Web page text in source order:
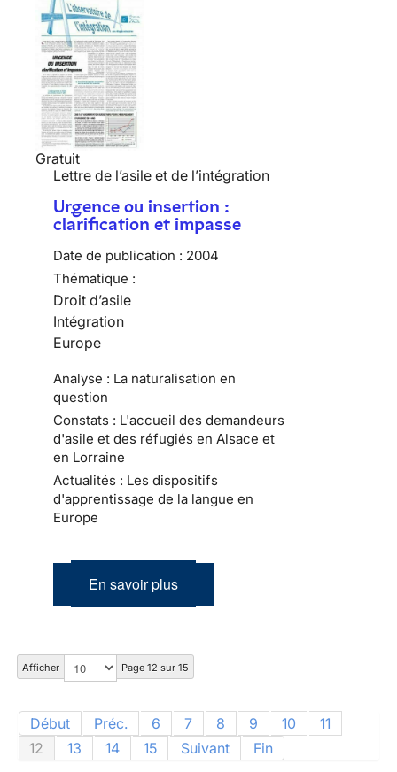
Gratuit
Lettre de l’asile et de l’intégration
Urgence ou insertion :
clarification et impasse
Date de publication : 2004
Thématique :
Droit d’asile
Intégration
Europe
Analyse : La naturalisation en
question
Constats : L'accueil des demandeurs
d'asile et des réfugiés en Alsace et
en Lorraine
Actualités : Les dispositifs
d'apprentissage de la langue en
Europe
En savoir plus
Afficher Page 12 sur 15
Début Préc. 6 7 8 9 10
11
12
13 14 15 Suivant Fin